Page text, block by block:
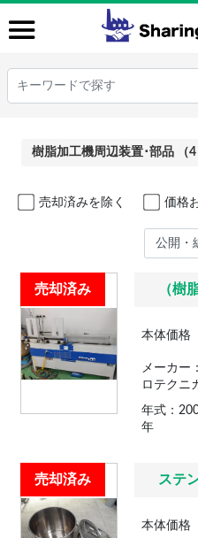
樹脂加工機周辺装置･部品 （4
売却済みを除く 価格
売却済み （樹
本体価格
メーカー
ロテクニ
年式：
年
売却済み ステ
本体価格